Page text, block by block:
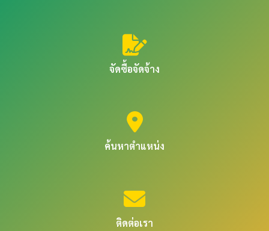
จัดซื้อจัดจ้าง
ค้นหาตำแหน่ง
ติดต่อเรา